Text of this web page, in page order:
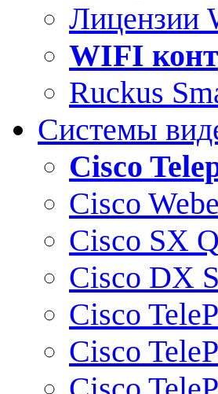
Лицензии
WIFI
Ruckus
Системы
Cisco
Cisco
Cisco SX
Cisco DX
Cisco
Cisco